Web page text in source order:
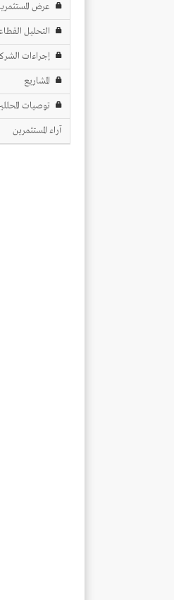
عرض
التحليل
إجراءات
المشاريع
توصيات
آراء المستثمرين